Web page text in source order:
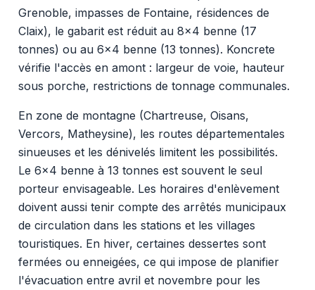
Grenoble, impasses de Fontaine, résidences de
Claix), le gabarit est réduit au 8x4 benne (17
tonnes) ou au 6x4 benne (13 tonnes). Koncrete
vérifie l'accès en amont : largeur de voie, hauteur
sous porche, restrictions de tonnage communales.
En zone de montagne (Chartreuse, Oisans,
Vercors, Matheysine), les routes départementales
sinueuses et les dénivelés limitent les possibilités.
Le 6x4 benne à 13 tonnes est souvent le seul
porteur envisageable. Les horaires d'enlèvement
doivent aussi tenir compte des arrêtés municipaux
de circulation dans les stations et les villages
touristiques. En hiver, certaines dessertes sont
fermées ou enneigées, ce qui impose de planifier
l'évacuation entre avril et novembre pour les